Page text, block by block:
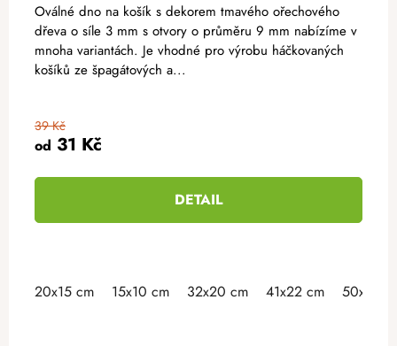
od 31 Kč
39 Kč
DETAIL
Oválné dno na košík s dekorem tmavého ořechového
dřeva o síle 3 mm s otvory o průměru 9 mm nabízíme v
mnoha variantách. Je vhodné pro výrobu háčkovaných
košíků ze špagátových a...
20x15 cm 15x10 cm 32x20 cm 41x22 cm 50x30